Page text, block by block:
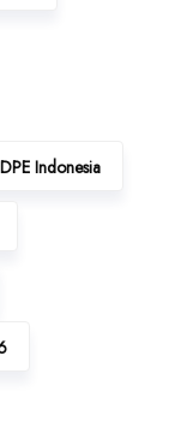
Indonesia